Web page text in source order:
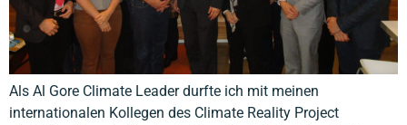
Als Al Gore Climate Leader durfte ich mit meinen
internationalen Kollegen des Climate Reality Project